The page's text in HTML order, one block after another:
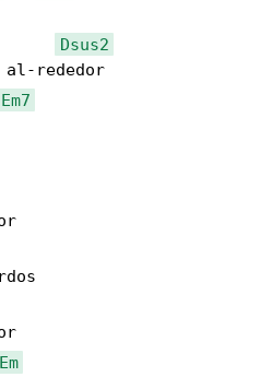
Dsus2
Em7
Em